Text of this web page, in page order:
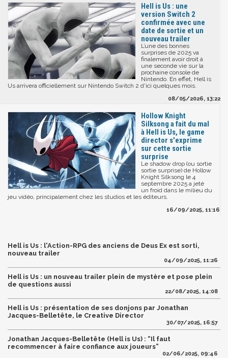
Hell is Us : une
version Switch 2
confirmée avec une
date de sortie et un
nouveau trailer
L’une des bonnes
surprises de 2025 va
finalement avoir droit à
une seconde vie sur la
prochaine console de
Nintendo. En effet, Hell is
Us arrivera officiellement sur Nintendo Switch 2 d'ici quelques mois.
08/05/2026, 13:22
Hollow Knight
Silksong a fait du mal
à Hell is Us, le game
director s'exprime
sur cette sortie
surprise
Le shadow drop (ou sortie
sortie surprise) de Hollow
Knight Silksong le 4
septembre 2025 a jeté
un froid dans le milieu du
jeu vidéo, principalement chez les studios et les éditeurs.
16/09/2025, 11:16
Hell is Us : l'Action-RPG des anciens de Deus Ex est sorti,
nouveau trailer
04/09/2025, 11:26
Hell is Us : un nouveau trailer plein de mystère et pose plein
de questions aussi
22/08/2025, 14:08
Hell is Us : présentation de ses donjons par Jonathan
Jacques-Belletête, le Creative Director
30/07/2025, 16:57
Jonathan Jacques-Belletête (Hell is Us) : “Il faut
recommencer à faire confiance aux joueurs”
02/06/2025, 09:46